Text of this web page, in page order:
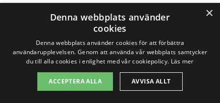
Sök efter en
professionell för
sanering i andra städer
nära Gällivare
×
Denna webbplats använder
cookies
Denna webbplats använder cookies för att förbättra
användarupplevelsen. Genom att använda vår webbplats samtycker
du till alla cookies i enlighet med vår cookiepolicy. Läs mer
ACCEPTERA ALLA AVVISA ALLT